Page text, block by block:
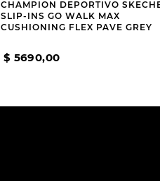
CHAMPION DEPORTIVO
SLIP-INS GO WALK MAX
CUSHIONING FLEX PAVE GREY
$ 5690,00